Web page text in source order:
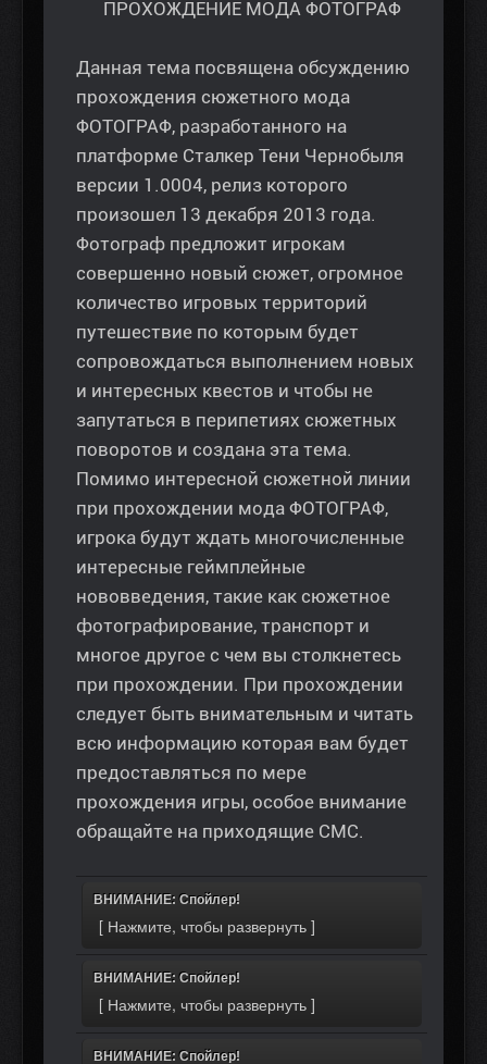
ПРОХОЖДЕНИЕ МОДА ФОТОГРАФ
Данная тема посвящена обсуждению
прохождения сюжетного мода
ФОТОГРАФ, разработанного на
платформе Сталкер Тени Чернобыля
версии 1.0004, релиз которого
произошел 13 декабря 2013 года.
Фотограф предложит игрокам
совершенно новый сюжет, огромное
количество игровых территорий
путешествие по которым будет
сопровождаться выполнением новых
и интересных квестов и чтобы не
запутаться в перипетиях сюжетных
поворотов и создана эта тема.
Помимо интересной сюжетной линии
при прохождении мода ФОТОГРАФ,
игрока будут ждать многочисленные
интересные геймплейные
нововведения, такие как сюжетное
фотографирование, транспорт и
многое другое с чем вы столкнетесь
при прохождении. При прохождении
следует быть внимательным и читать
всю информацию которая вам будет
предоставляться по мере
прохождения игры, особое внимание
обращайте на приходящие СМС.
ВНИМАНИЕ: Спойлер!
ВНИМАНИЕ: Спойлер!
ВНИМАНИЕ: Спойлер!